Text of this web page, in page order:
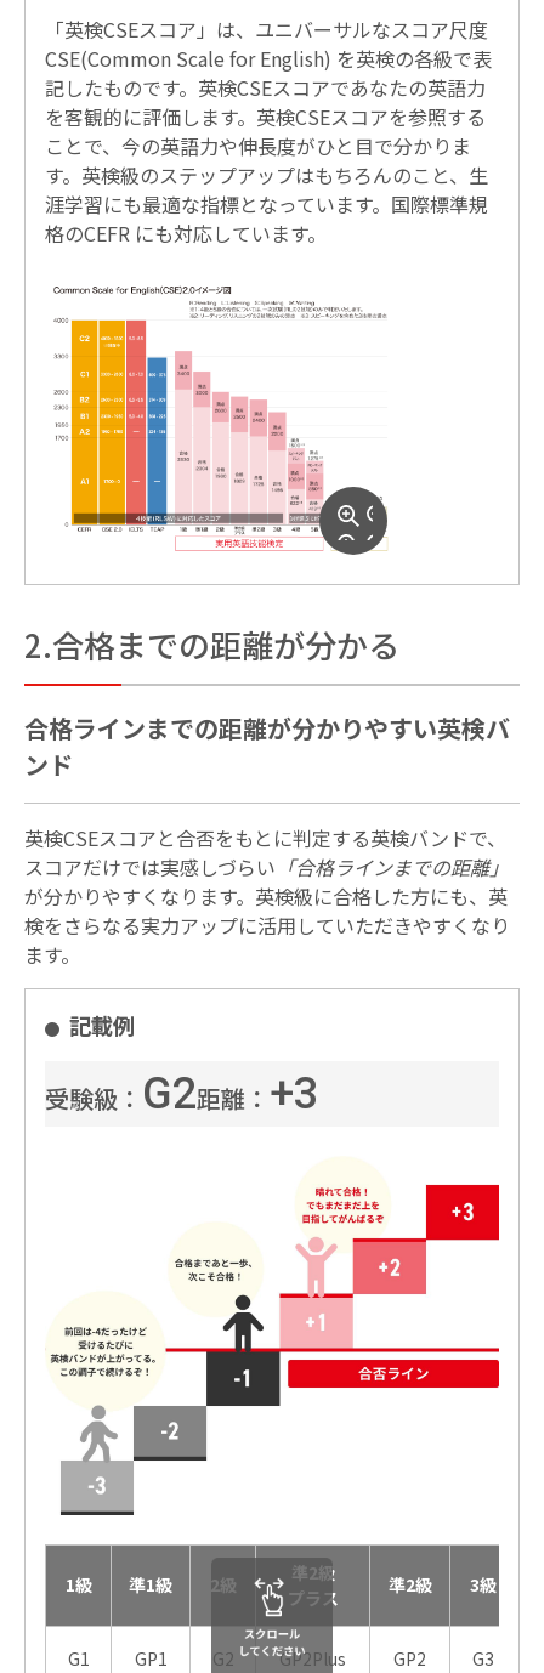
「英検CSEスコア」は、ユニバーサルなスコア尺度
CSE(Common Scale for English) を英検の各級で表
記したものです。英検CSEスコアであなたの英語力
を客観的に評価します。英検CSEスコアを参照する
ことで、今の英語力や伸長度がひと目で分かりま
す。英検級のステップアップはもちろんのこと、生
涯学習にも最適な指標となっています。国際標準規
格のCEFR にも対応しています。
2.合格までの距離が分かる
合格ラインまでの距離が分かりやすい英検バ
ンド
英検CSEスコアと合否をもとに判定する英検バンドで、
スコアだけでは実感しづらい 「合格ラインまでの距離」
が分かりやすくなります。英検級に合格した方にも、英
検をさらなる実力アップに活用していただきやすくなり
ます。
記載例
受験級： G2距離： +3
1級 準1級 2級
準2級
プラス
準2級 3級
G1 GP1 G2 GP2Plus GP2 G3